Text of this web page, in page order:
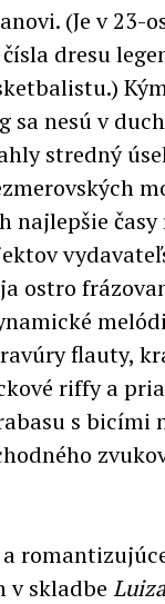
(Je v 23-
dresu
sa nesú v
stredný
najlepšie
ostro
flauty,
riffy a
s bicími
v skladbe Luiza